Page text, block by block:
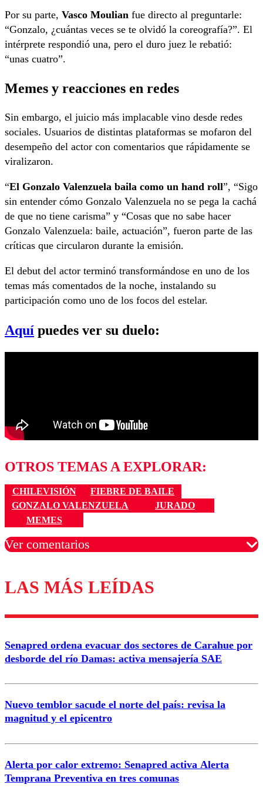
Por su parte, Vasco Moulian fue directo al preguntarle:
“Gonzalo, ¿cuántas veces se te olvidó la coreografía?”. El
intérprete respondió una, pero el duro juez le rebatió:
“unas cuatro”.
Memes y reacciones en redes
Sin embargo, el juicio más implacable vino desde redes
sociales. Usuarios de distintas plataformas se mofaron del
desempeño del actor con comentarios que rápidamente se
viralizaron.
“El Gonzalo Valenzuela baila como un hand roll”, “Sigo
sin entender cómo Gonzalo Valenzuela no se pega la cachá
de que no tiene carisma” y “Cosas que no sabe hacer
Gonzalo Valenzuela: baile, actuación”, fueron parte de las
críticas que circularon durante la emisión.
El debut del actor terminó transformándose en uno de los
temas más comentados de la noche, instalando su
participación como uno de los focos del estelar.
Aquí puedes ver su duelo:
OTROS TEMAS A EXPLORAR:
CHILEVISIÓN
FIEBRE DE BAILE
GONZALO VALENZUELA
JURADO
MEMES
Ver comentarios
Los comentarios son moderados para garantizar un
diálogo respetuoso.
Correo
LAS MÁS LEÍDAS
Senapred ordena evacuar dos sectores de Carahue por
desborde del río Damas: activa mensajería SAE
Nuevo temblor sacude el norte del país: revisa la
magnitud y el epicentro
Alerta por calor extremo: Senapred activa Alerta
Temprana Preventiva en tres comunas